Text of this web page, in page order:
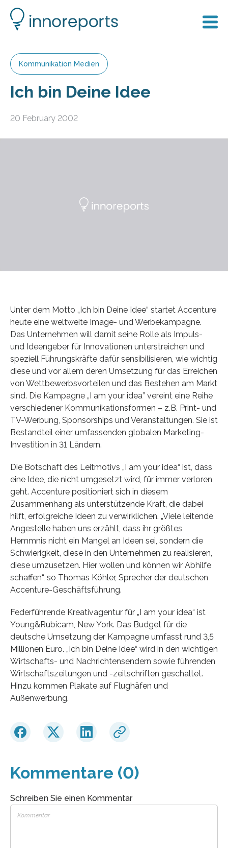
Kommunikation Medien
Ich bin Deine Idee
20 February 2002
Unter dem Motto „Ich bin Deine Idee“ startet Accenture
heute eine weltweite Image- und Werbekampagne.
Das Unternehmen will damit seine Rolle als Impuls-
und Ideengeber für Innovationen unterstreichen und
speziell Führungskräfte dafür sensibilisieren, wie wichtig
diese und vor allem deren Umsetzung für das Erreichen
von Wettbewerbsvorteilen und das Bestehen am Markt
sind. Die Kampagne „I am your idea” vereint eine Reihe
verschiedener Kommunikationsformen – z.B. Print- und
TV-Werbung, Sponsorships und Veranstaltungen. Sie ist
Bestandteil einer umfassenden globalen Marketing-
Investition in 31 Ländern.
Die Botschaft des Leitmotivs „I am your idea“ ist, dass
eine Idee, die nicht umgesetzt wird, für immer verloren
geht. Accenture positioniert sich in diesem
Zusammenhang als unterstützende Kraft, die dabei
hilft, erfolgreiche Ideen zu verwirklichen. „Viele leitende
Angestelle haben uns erzählt, dass ihr größtes
Hemmnis nicht ein Mangel an Ideen sei, sondern die
Schwierigkeit, diese in den Unternehmen zu realisieren,
diese umzusetzen. Hier wollen und können wir Abhilfe
schaffen“, so Thomas Köhler, Sprecher der deutschen
Accenture-Geschäftsführung.
Federführende Kreativagentur für „I am your idea“ ist
Young&Rubicam, New York. Das Budget für die
deutsche Umsetzung der Kampagne umfasst rund 3,5
Millionen Euro. „Ich bin Deine Idee“ wird in den wichtigen
Wirtschafts- und Nachrichtensendern sowie führenden
Wirtschaftszeitungen und -zeitschriften geschaltet.
Hinzu kommen Plakate auf Flughäfen und
Außenwerbung.
Kommentare (0)
Schreiben Sie einen Kommentar